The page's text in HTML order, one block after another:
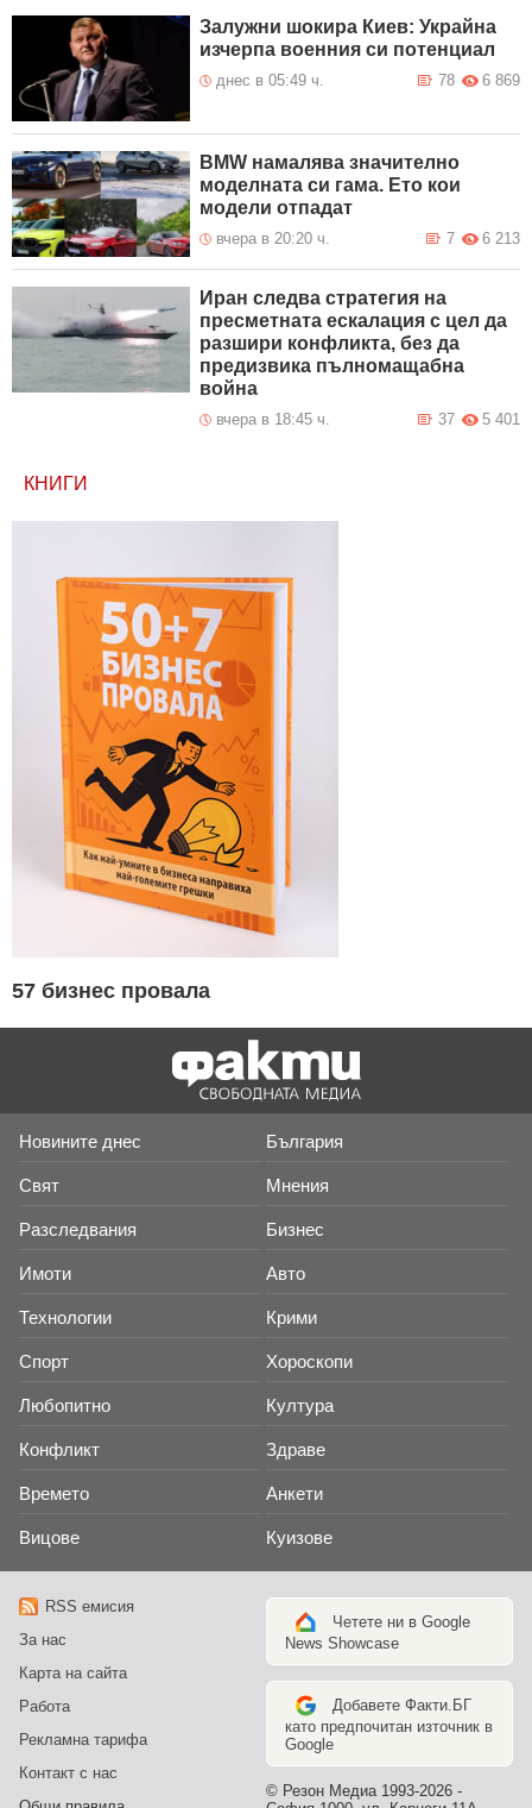
Залужни шокира Киев: Украйна
изчерпа военния си потенциал
днес в 05:49 ч. 6 869
78
BMW намалява значително
моделната си гама. Ето кои
модели отпадат
вчера в 20:20 ч. 6 213
7
Иран следва стратегия на
пресметната ескалация с цел да
разшири конфликта, без да
предизвика пълномащабна
война
вчера в 18:45 ч. 5 401
37
КНИГИ
57 бизнес провала
Новините днес България
Свят Мнения
Разследвания Бизнес
Имоти Авто
Технологии Крими
Спорт Хороскопи
Любопитно Култура
Конфликт Здраве
Времето Анкети
Вицове Куизове
RSS емисия
За нас
Карта на сайта
Работа
Рекламна тарифа
Контакт с нас
Четете ни в Google
News Showcase
Добавете Факти.БГ
като предпочитан източник в
Google
© Резон Медиа 1993-2026 -